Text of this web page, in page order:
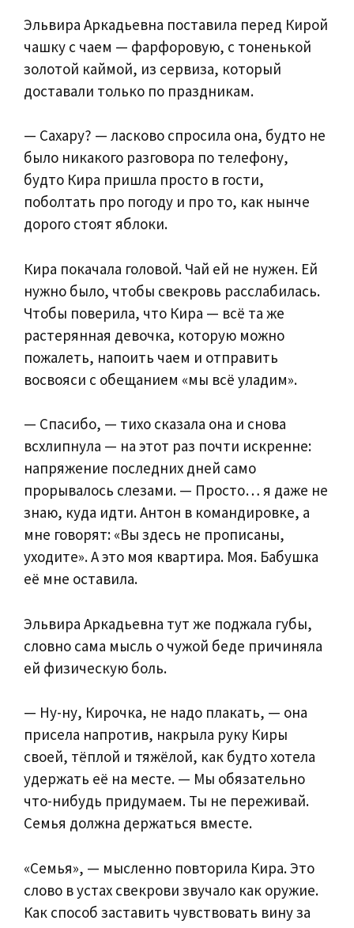
Эльвира Аркадьевна поставила перед Кирой
чашку с чаем — фарфоровую, с тоненькой
золотой каймой, из сервиза, который
доставали только по праздникам.
— Сахару? — ласково спросила она, будто не
было никакого разговора по телефону,
будто Кира пришла просто в гости,
поболтать про погоду и про то, как нынче
дорого стоят яблоки.
Кира покачала головой. Чай ей не нужен. Ей
нужно было, чтобы свекровь расслабилась.
Чтобы поверила, что Кира — всё та же
растерянная девочка, которую можно
пожалеть, напоить чаем и отправить
восвояси с обещанием «мы всё уладим».
— Спасибо, — тихо сказала она и снова
всхлипнула — на этот раз почти искренне:
напряжение последних дней само
прорывалось слезами. — Просто… я даже не
знаю, куда идти. Антон в командировке, а
мне говорят: «Вы здесь не прописаны,
уходите». А это моя квартира. Моя. Бабушка
её мне оставила.
Эльвира Аркадьевна тут же поджала губы,
словно сама мысль о чужой беде причиняла
ей физическую боль.
— Ну-ну, Кирочка, не надо плакать, — она
присела напротив, накрыла руку Киры
своей, тёплой и тяжёлой, как будто хотела
удержать её на месте. — Мы обязательно
что-нибудь придумаем. Ты не переживай.
Семья должна держаться вместе.
«Семья», — мысленно повторила Кира. Это
слово в устах свекрови звучало как оружие.
Как способ заставить чувствовать вину за